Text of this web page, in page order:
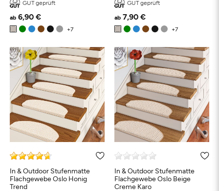
GUT geprüft
ab 6,90 €
GUT geprüft
ab 7,90 €
In & Outdoor Stufenmatte
Flachgewebe Oslo Honig
Trend
In & Outdoor Stufenmatte
Flachgewebe Oslo Beige
Creme Karo